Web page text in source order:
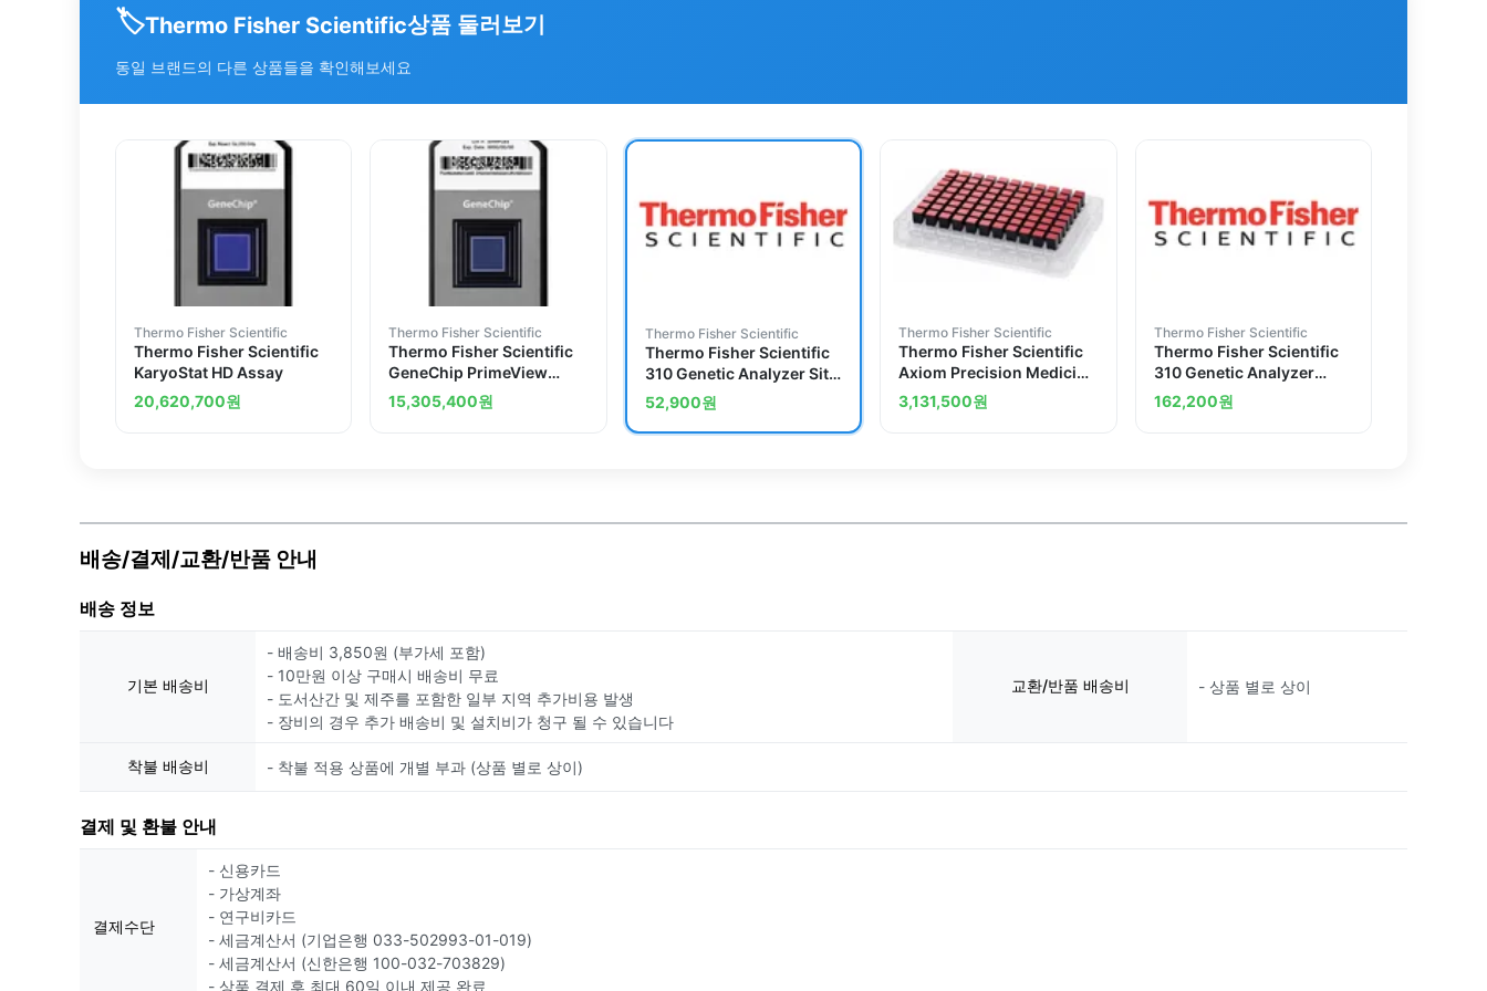
🏷️Thermo Fisher Scientific상품 둘러보기
동일 브랜드의 다른 상품들을 확인해보세요
Thermo Fisher Scientific
Thermo Fisher Scientific
KaryoStat HD Assay
20,620,700원
Thermo Fisher Scientific
Thermo Fisher Scientific
GeneChip PrimeView
Global Gene Expression
Profile Assay
15,305,400원
Thermo Fisher Scientific
Thermo Fisher Scientific
310 Genetic Analyzer Site
Preparation and Safety
Guide
52,900원
Thermo Fisher Scientific
Thermo Fisher Scientific
Axiom Precision Medicine
Research Array
3,131,500원
Thermo Fisher Scientific
Thermo Fisher Scientific
310 Genetic Analyzer
User`s Manual
162,200원
배송/결제/교환/반품 안내
배송 정보
기본 배송비
- 배송비 3,850원 (부가세 포함)
- 10만원 이상 구매시 배송비 무료
- 도서산간 및 제주를 포함한 일부 지역 추가비용 발생
- 장비의 경우 추가 배송비 및 설치비가 청구 될 수 있습니다
교환/반품 배송비 - 상품 별로 상이
착불 배송비 - 착불 적용 상품에 개별 부과 (상품 별로 상이)
결제 및 환불 안내
결제수단
- 신용카드
- 가상계좌
- 연구비카드
- 세금계산서 (기업은행 033-502993-01-019)
- 세금계산서 (신한은행 100-032-703829)
- 상품 결제 후 최대 60일 이내 제공 완료